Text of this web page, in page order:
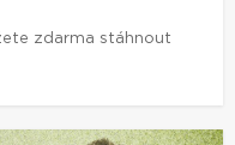
zdarma stáhnout